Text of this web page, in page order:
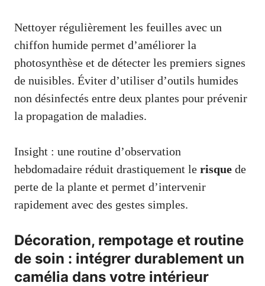
Nettoyer régulièrement les feuilles avec un
chiffon humide permet d’améliorer la
photosynthèse et de détecter les premiers signes
de nuisibles. Éviter d’utiliser d’outils humides
non désinfectés entre deux plantes pour prévenir
la propagation de maladies.
Insight : une routine d’observation
hebdomadaire réduit drastiquement le risque de
perte de la plante et permet d’intervenir
rapidement avec des gestes simples.
Décoration, rempotage et routine
de soin : intégrer durablement un
camélia dans votre intérieur